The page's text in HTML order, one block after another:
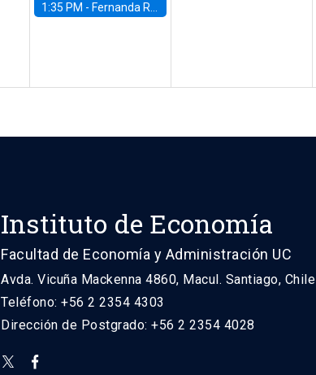
1:35 PM - Fernanda Rojas Ampuero, University of Wisconsin-Madison
Instituto de Economía
Facultad de Economía y Administración UC
Avda. Vicuña Mackenna 4860, Macul. Santiago, Chile
Teléfono: +56 2 2354 4303
Dirección de Postgrado: +56 2 2354 4028